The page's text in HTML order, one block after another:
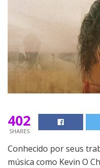
402
SHARES
Conhecido por seus
música como Kevin O